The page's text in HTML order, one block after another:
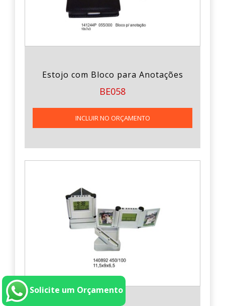
Estojo com Bloco para Anotações
BE058
INCLUIR NO ORÇAMENTO
Solicite um Orçamento